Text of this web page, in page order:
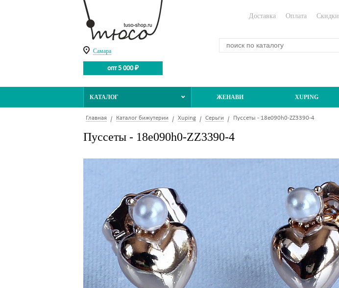
Самара
опт 5 000 ₽
Доставка Оплата Скидки
КАТАЛОГ ЖЕНАВИ XUPING
Главная Каталог бижутерии Xuping Серьги Пуссеты - 18e090h0-ZZ3390-4
Пуссеты - 18e090h0-ZZ3390-4